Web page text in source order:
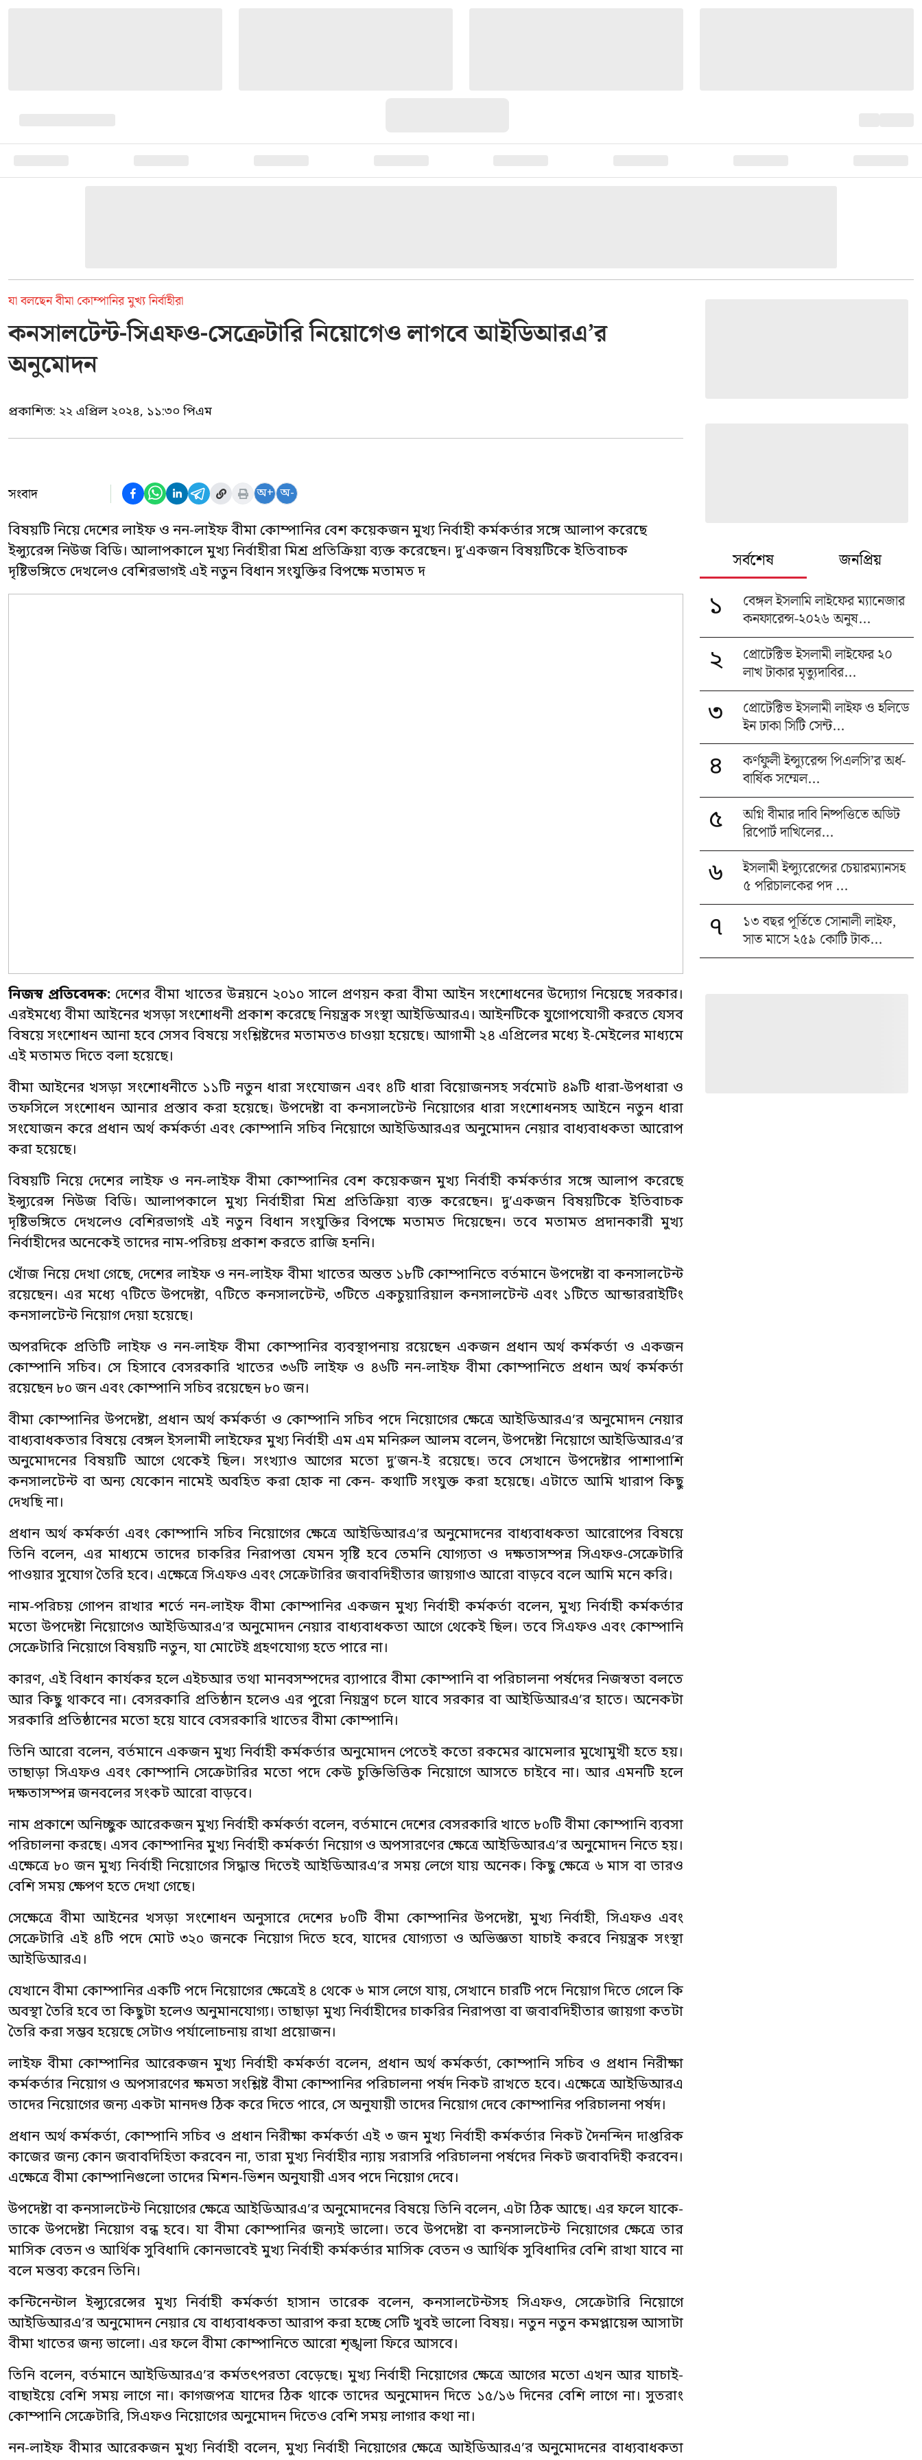
যা বলছেন বীমা কোম্পানির মুখ্য নির্বাহীরা
কনসালটেন্ট-সিএফও-সেক্রেটারি নিয়োগেও লাগবে আইডিআরএ’র
অনুমোদন
প্রকাশিত: ২২ এপ্রিল ২০২৪, ১১:৩০ পিএম
সংবাদ অ+ অ-
বিষয়টি নিয়ে দেশের লাইফ ও নন-লাইফ বীমা কোম্পানির বেশ কয়েকজন মুখ্য নির্বাহী কর্মকর্তার সঙ্গে আলাপ করেছে
ইন্স্যুরেন্স নিউজ বিডি। আলাপকালে মুখ্য নির্বাহীরা মিশ্র প্রতিক্রিয়া ব্যক্ত করেছেন। দু’একজন বিষয়টিকে ইতিবাচক
দৃষ্টিভঙ্গিতে দেখলেও বেশিরভাগই এই নতুন বিধান সংযুক্তির বিপক্ষে মতামত দ
নিজস্ব প্রতিবেদক:দেশের বীমা খাতের উন্নয়নে ২০১০ সালে প্রণয়ন করা বীমা আইন সংশোধনের উদ্যোগ নিয়েছে সরকার।
এরইমধ্যে বীমা আইনের খসড়া সংশোধনী প্রকাশ করেছে নিয়ন্ত্রক সংস্থা আইডিআরএ। আইনটিকে যুগোপযোগী করতে যেসব
বিষয়ে সংশোধন আনা হবে সেসব বিষয়ে সংশ্লিষ্টদের মতামতও চাওয়া হয়েছে। আগামী ২৪ এপ্রিলের মধ্যে ই-মেইলের মাধ্যমে
এই মতামত দিতে বলা হয়েছে।
বীমা আইনের খসড়া সংশোধনীতে ১১টি নতুন ধারা সংযোজন এবং ৪টি ধারা বিয়োজনসহ সর্বমোট ৪৯টি ধারা-উপধারা ও
তফসিলে সংশোধন আনার প্রস্তাব করা হয়েছে। উপদেষ্টা বা কনসালটেন্ট নিয়োগের ধারা সংশোধনসহ আইনে নতুন ধারা
সংযোজন করে প্রধান অর্থ কর্মকর্তা এবং কোম্পানি সচিব নিয়োগে আইডিআরএর অনুমোদন নেয়ার বাধ্যবাধকতা আরোপ
করা হয়েছে।
বিষয়টি নিয়ে দেশের লাইফ ও নন-লাইফ বীমা কোম্পানির বেশ কয়েকজন মুখ্য নির্বাহী কর্মকর্তার সঙ্গে আলাপ করেছে
ইন্স্যুরেন্স নিউজ বিডি। আলাপকালে মুখ্য নির্বাহীরা মিশ্র প্রতিক্রিয়া ব্যক্ত করেছেন। দু’একজন বিষয়টিকে ইতিবাচক
দৃষ্টিভঙ্গিতে দেখলেও বেশিরভাগই এই নতুন বিধান সংযুক্তির বিপক্ষে মতামত দিয়েছেন। তবে মতামত প্রদানকারী মুখ্য
নির্বাহীদের অনেকেই তাদের নাম-পরিচয় প্রকাশ করতে রাজি হননি।
খোঁজ নিয়ে দেখা গেছে, দেশের লাইফ ও নন-লাইফ বীমা খাতের অন্তত ১৮টি কোম্পানিতে বর্তমানে উপদেষ্টা বা কনসালটেন্ট
রয়েছেন। এর মধ্যে ৭টিতে উপদেষ্টা, ৭টিতে কনসালটেন্ট, ৩টিতে একচুয়ারিয়াল কনসালটেন্ট এবং ১টিতে আন্ডাররাইটিং
কনসালটেন্ট নিয়োগ দেয়া হয়েছে।
অপরদিকে প্রতিটি লাইফ ও নন-লাইফ বীমা কোম্পানির ব্যবস্থাপনায় রয়েছেন একজন প্রধান অর্থ কর্মকর্তা ও একজন
কোম্পানি সচিব। সে হিসাবে বেসরকারি খাতের ৩৬টি লাইফ ও ৪৬টি নন-লাইফ বীমা কোম্পানিতে প্রধান অর্থ কর্মকর্তা
রয়েছেন ৮০ জন এবং কোম্পানি সচিব রয়েছেন ৮০ জন।
বীমা কোম্পানির উপদেষ্টা, প্রধান অর্থ কর্মকর্তা ও কোম্পানি সচিব পদে নিয়োগের ক্ষেত্রে আইডিআরএ’র অনুমোদন নেয়ার
বাধ্যবাধকতার বিষয়ে বেঙ্গল ইসলামী লাইফের মুখ্য নির্বাহী এম এম মনিরুল আলম বলেন, উপদেষ্টা নিয়োগে আইডিআরএ’র
অনুমোদনের বিষয়টি আগে থেকেই ছিল। সংখ্যাও আগের মতো দু’জন-ই রয়েছে। তবে সেখানে উপদেষ্টার পাশাপাশি
কনসালটেন্ট বা অন্য যেকোন নামেই অবহিত করা হোক না কেন- কথাটি সংযুক্ত করা হয়েছে। এটাতে আমি খারাপ কিছু
দেখছি না।
প্রধান অর্থ কর্মকর্তা এবং কোম্পানি সচিব নিয়োগের ক্ষেত্রে আইডিআরএ’র অনুমোদনের বাধ্যবাধকতা আরোপের বিষয়ে
তিনি বলেন, এর মাধ্যমে তাদের চাকরির নিরাপত্তা যেমন সৃষ্টি হবে তেমনি যোগ্যতা ও দক্ষতাসম্পন্ন সিএফও-সেক্রেটারি
পাওয়ার সুযোগ তৈরি হবে। এক্ষেত্রে সিএফও এবং সেক্রেটারির জবাবদিহীতার জায়গাও আরো বাড়বে বলে আমি মনে করি।
নাম-পরিচয় গোপন রাখার শর্তে নন-লাইফ বীমা কোম্পানির একজন মুখ্য নির্বাহী কর্মকর্তা বলেন, মুখ্য নির্বাহী কর্মকর্তার
মতো উপদেষ্টা নিয়োগেও আইডিআরএ’র অনুমোদন নেয়ার বাধ্যবাধকতা আগে থেকেই ছিল। তবে সিএফও এবং কোম্পানি
সেক্রেটারি নিয়োগে বিষয়টি নতুন, যা মোটেই গ্রহণযোগ্য হতে পারে না।
কারণ, এই বিধান কার্যকর হলে এইচআর তথা মানবসম্পদের ব্যাপারে বীমা কোম্পানি বা পরিচালনা পর্ষদের নিজস্বতা বলতে
আর কিছু থাকবে না। বেসরকারি প্রতিষ্ঠান হলেও এর পুরো নিয়ন্ত্রণ চলে যাবে সরকার বা আইডিআরএ’র হাতে। অনেকটা
সরকারি প্রতিষ্ঠানের মতো হয়ে যাবে বেসরকারি খাতের বীমা কোম্পানি।
তিনি আরো বলেন, বর্তমানে একজন মুখ্য নির্বাহী কর্মকর্তার অনুমোদন পেতেই কতো রকমের ঝামেলার মুখোমুখী হতে হয়।
তাছাড়া সিএফও এবং কোম্পানি সেক্রেটারির মতো পদে কেউ চুক্তিভিত্তিক নিয়োগে আসতে চাইবে না। আর এমনটি হলে
দক্ষতাসম্পন্ন জনবলের সংকট আরো বাড়বে।
নাম প্রকাশে অনিচ্ছুক আরেকজন মুখ্য নির্বাহী কর্মকর্তা বলেন, বর্তমানে দেশের বেসরকারি খাতে ৮০টি বীমা কোম্পানি ব্যবসা
পরিচালনা করছে। এসব কোম্পানির মুখ্য নির্বাহী কর্মকর্তা নিয়োগ ও অপসারণের ক্ষেত্রে আইডিআরএ’র অনুমোদন নিতে হয়।
এক্ষেত্রে ৮০ জন মুখ্য নির্বাহী নিয়োগের সিদ্ধান্ত দিতেই আইডিআরএ’র সময় লেগে যায় অনেক। কিছু ক্ষেত্রে ৬ মাস বা তারও
বেশি সময় ক্ষেপণ হতে দেখা গেছে।
সেক্ষেত্রে বীমা আইনের খসড়া সংশোধন অনুসারে দেশের ৮০টি বীমা কোম্পানির উপদেষ্টা, মুখ্য নির্বাহী, সিএফও এবং
সেক্রেটারি এই ৪টি পদে মোট ৩২০ জনকে নিয়োগ দিতে হবে, যাদের যোগ্যতা ও অভিজ্ঞতা যাচাই করবে নিয়ন্ত্রক সংস্থা
আইডিআরএ।
যেখানে বীমা কোম্পানির একটি পদে নিয়োগের ক্ষেত্রেই ৪ থেকে ৬ মাস লেগে যায়, সেখানে চারটি পদে নিয়োগ দিতে গেলে কি
অবস্থা তৈরি হবে তা কিছুটা হলেও অনুমানযোগ্য। তাছাড়া মুখ্য নির্বাহীদের চাকরির নিরাপত্তা বা জবাবদিহীতার জায়গা কতটা
তৈরি করা সম্ভব হয়েছে সেটাও পর্যালোচনায় রাখা প্রয়োজন।
লাইফ বীমা কোম্পানির আরেকজন মুখ্য নির্বাহী কর্মকর্তা বলেন, প্রধান অর্থ কর্মকর্তা, কোম্পানি সচিব ও প্রধান নিরীক্ষা
কর্মকর্তার নিয়োগ ও অপসারণের ক্ষমতা সংশ্লিষ্ট বীমা কোম্পানির পরিচালনা পর্ষদ নিকট রাখতে হবে। এক্ষেত্রে আইডিআরএ
তাদের নিয়োগের জন্য একটা মানদণ্ড ঠিক করে দিতে পারে, সে অনুযায়ী তাদের নিয়োগ দেবে কোম্পানির পরিচালনা পর্ষদ।
প্রধান অর্থ কর্মকর্তা, কোম্পানি সচিব ও প্রধান নিরীক্ষা কর্মকর্তা এই ৩ জন মুখ্য নির্বাহী কর্মকর্তার নিকট দৈনন্দিন দাপ্তরিক
কাজের জন্য কোন জবাবদিহিতা করবেন না, তারা মুখ্য নির্বাহীর ন্যায় সরাসরি পরিচালনা পর্ষদের নিকট জবাবদিহী করবেন।
এক্ষেত্রে বীমা কোম্পানিগুলো তাদের মিশন-ভিশন অনুযায়ী এসব পদে নিয়োগ দেবে।
উপদেষ্টা বা কনসালটেন্ট নিয়োগের ক্ষেত্রে আইডিআরএ’র অনুমোদনের বিষয়ে তিনি বলেন, এটা ঠিক আছে। এর ফলে যাকে-
তাকে উপদেষ্টা নিয়োগ বন্ধ হবে। যা বীমা কোম্পানির জন্যই ভালো। তবে উপদেষ্টা বা কনসালটেন্ট নিয়োগের ক্ষেত্রে তার
মাসিক বেতন ও আর্থিক সুবিধাদি কোনভাবেই মুখ্য নির্বাহী কর্মকর্তার মাসিক বেতন ও আর্থিক সুবিধাদির বেশি রাখা যাবে না
বলে মন্তব্য করেন তিনি।
কন্টিনেন্টাল ইন্স্যুরেন্সের মুখ্য নির্বাহী কর্মকর্তা হাসান তারেক বলেন, কনসালটেন্টসহ সিএফও, সেক্রেটারি নিয়োগে
আইডিআরএ’র অনুমোদন নেয়ার যে বাধ্যবাধকতা আরাপ করা হচ্ছে সেটি খুবই ভালো বিষয়। নতুন নতুন কমপ্লায়েন্স আসাটা
বীমা খাতের জন্য ভালো। এর ফলে বীমা কোম্পানিতে আরো শৃঙ্খলা ফিরে আসবে।
তিনি বলেন, বর্তমানে আইডিআরএ’র কর্মতৎপরতা বেড়েছে। মুখ্য নির্বাহী নিয়োগের ক্ষেত্রে আগের মতো এখন আর যাচাই-
বাছাইয়ে বেশি সময় লাগে না। কাগজপত্র যাদের ঠিক থাকে তাদের অনুমোদন দিতে ১৫/১৬ দিনের বেশি লাগে না। সুতরাং
কোম্পানি সেক্রেটারি, সিএফও নিয়োগের অনুমোদন দিতেও বেশি সময় লাগার কথা না।
নন-লাইফ বীমার আরেকজন মুখ্য নির্বাহী বলেন, মুখ্য নির্বাহী নিয়োগের ক্ষেত্রে আইডিআরএ’র অনুমোদনের বাধ্যবাধকতা
সর্বশেষ জনপ্রিয়
১
বেঙ্গল ইসলামি লাইফের ম্যানেজার
কনফারেন্স-২০২৬ অনুষ...
২
প্রোটেক্টিভ ইসলামী লাইফের ২০
লাখ টাকার মৃত্যুদাবির...
৩
প্রোটেক্টিভ ইসলামী লাইফ ও হলিডে
ইন ঢাকা সিটি সেন্ট...
৪
কর্ণফুলী ইন্স্যুরেন্স পিএলসি’র অর্ধ-
বার্ষিক সম্মেল...
৫
অগ্নি বীমার দাবি নিষ্পত্তিতে অডিট
রিপোর্ট দাখিলের...
৬
ইসলামী ইন্স্যুরেন্সের চেয়ারম্যানসহ
৫ পরিচালকের পদ ...
৭
১৩ বছর পূর্তিতে সোনালী লাইফ,
সাত মাসে ২৫৯ কোটি টাক...